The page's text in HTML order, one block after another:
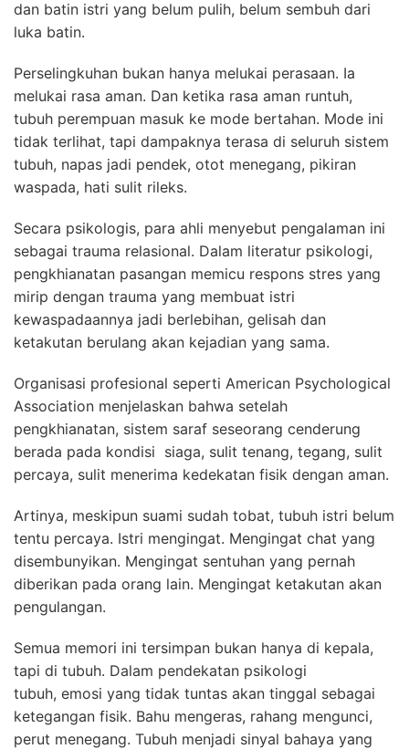
dan batin istri yang belum pulih, belum sembuh dari
luka batin.
Perselingkuhan bukan hanya melukai perasaan. Ia
melukai rasa aman. Dan ketika rasa aman runtuh,
tubuh perempuan masuk ke mode bertahan. Mode ini
tidak terlihat, tapi dampaknya terasa di seluruh sistem
tubuh, napas jadi pendek, otot menegang, pikiran
waspada, hati sulit rileks.
Secara psikologis, para ahli menyebut pengalaman ini
sebagai trauma relasional. Dalam literatur psikologi,
pengkhianatan pasangan memicu respons stres yang
mirip dengan trauma yang membuat istri
kewaspadaannya jadi berlebihan, gelisah dan
ketakutan berulang akan kejadian yang sama.
Organisasi profesional seperti American Psychological
Association menjelaskan bahwa setelah
pengkhianatan, sistem saraf seseorang cenderung
berada pada kondisi siaga, sulit tenang, tegang, sulit
percaya, sulit menerima kedekatan fisik dengan aman.
Artinya, meskipun suami sudah tobat, tubuh istri belum
tentu percaya. Istri mengingat. Mengingat chat yang
disembunyikan. Mengingat sentuhan yang pernah
diberikan pada orang lain. Mengingat ketakutan akan
pengulangan.
Semua memori ini tersimpan bukan hanya di kepala,
tapi di tubuh. Dalam pendekatan psikologi
tubuh, emosi yang tidak tuntas akan tinggal sebagai
ketegangan fisik. Bahu mengeras, rahang mengunci,
perut menegang. Tubuh menjadi sinyal bahaya yang